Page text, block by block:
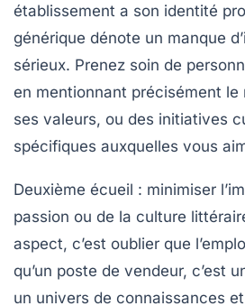
établissement a son identité
générique dénote un manque
sérieux. Prenez soin de
en mentionnant précisément le
ses valeurs, ou des initiatives
spécifiques auxquelles vous
Deuxième écueil : minimiser
passion ou de la culture
aspect, c’est oublier que
qu’un poste de vendeur, c’est
un univers de connaissances